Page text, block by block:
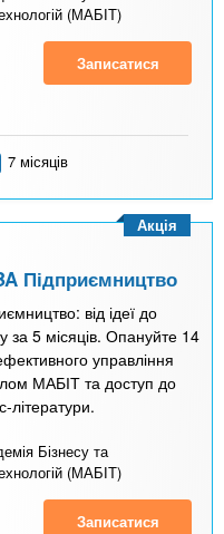
(МАБІТ)
Записатися
7 місяців
Підприємництво
від ідеї до
за 5 місяців. Опануйте 14
управління
МАБІТ та доступ до
літератури.
Бізнесу та
(МАБІТ)
Акція
Записатися